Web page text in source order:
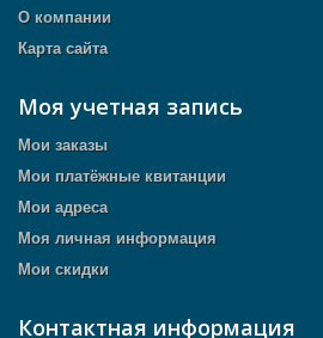
О компании
Карта сайта
Моя учетная запись
Мои заказы
Мои платёжные квитанции
Мои адреса
Моя личная информация
Мои скидки
Контактная информация